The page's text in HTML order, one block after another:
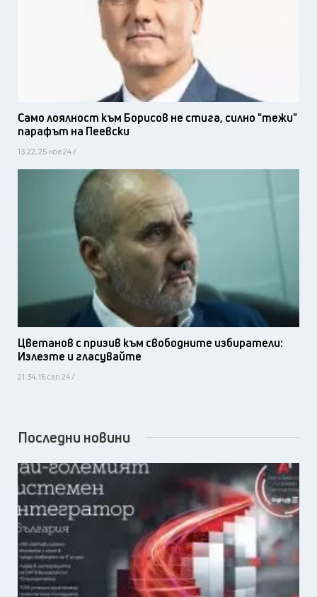
Само лоялност към Борисов не стига, силно "тежи"
парафът на Пеевски
13:22, 25 ное 24 /
Цветанов с призив към свободните избиратели:
Излезте и гласувайте
21:34, 16 сеп 24 /
Последни новини